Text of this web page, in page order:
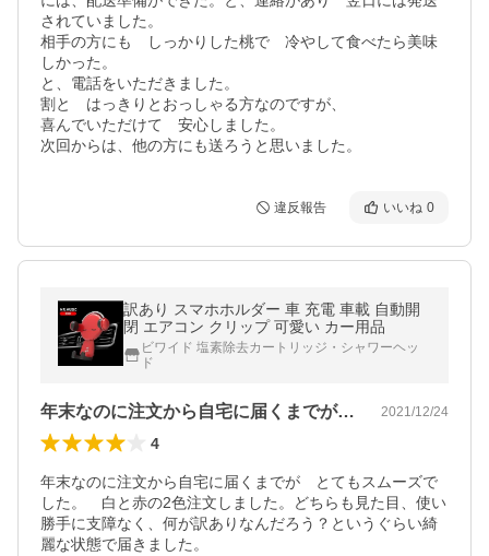
されていました。
相手の方にも　しっかりした桃で　冷やして食べたら美味
しかった。
と、電話をいただきました。
割と　はっきりとおっしゃる方なのですが、
喜んでいただけて　安心しました。
次回からは、他の方にも送ろうと思いました。
違反報告 いいね 0
訳あり スマホホルダー 車 充電 車載 自動開
閉 エアコン クリップ 可愛い カー用品
ビワイド 塩素除去カートリッジ・シャワーヘッ
ド
年末なのに注文から自宅に届くまでがとて… 2021/12/24
4
年末なのに注文から自宅に届くまでが　とてもスムーズで
した。　白と赤の2色注文しました。どちらも見た目、使い
勝手に支障なく、何が訳ありなんだろう？というぐらい綺
麗な状態で届きました。